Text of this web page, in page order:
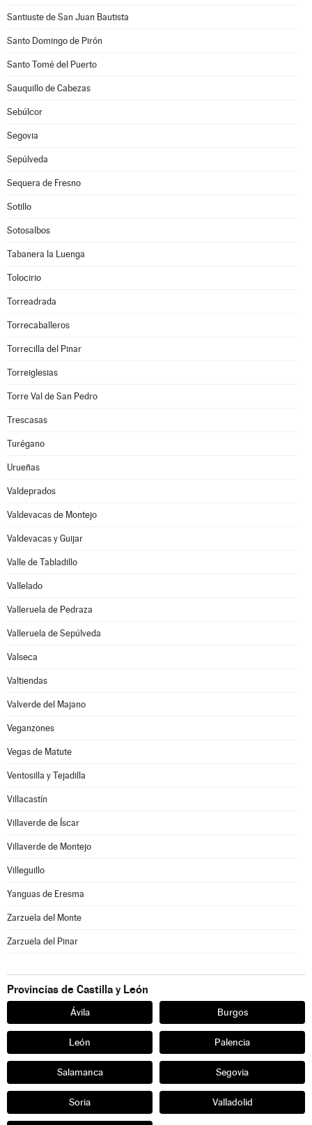
Santiuste de San Juan Bautista
Santo Domingo de Pirón
Santo Tomé del Puerto
Sauquillo de Cabezas
Sebúlcor
Segovia
Sepúlveda
Sequera de Fresno
Sotillo
Sotosalbos
Tabanera la Luenga
Tolocirio
Torreadrada
Torrecaballeros
Torrecilla del Pinar
Torreiglesias
Torre Val de San Pedro
Trescasas
Turégano
Urueñas
Valdeprados
Valdevacas de Montejo
Valdevacas y Guijar
Valle de Tabladillo
Vallelado
Valleruela de Pedraza
Valleruela de Sepúlveda
Valseca
Valtiendas
Valverde del Majano
Veganzones
Vegas de Matute
Ventosilla y Tejadilla
Villacastín
Villaverde de Íscar
Villaverde de Montejo
Villeguillo
Yanguas de Eresma
Zarzuela del Monte
Zarzuela del Pinar
Provincias de Castilla y León
Ávila Burgos
León Palencia
Salamanca Segovia
Soria Valladolid